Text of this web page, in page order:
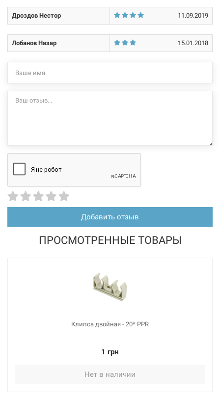
Дроздов Нестор 11.09.2019
Лобанов Назар 15.01.2018
Добавить отзыв
ПРОСМОТРЕННЫЕ ТОВАРЫ
Клипса двойная - 20* PPR
1 грн
Нет в наличии